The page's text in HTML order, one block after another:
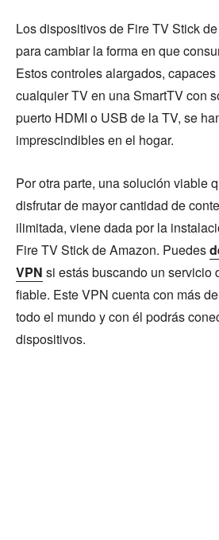
Los dispositivos de Fire TV Stick
para cambiar la forma en que
Estos controles alargados,
cualquier TV en una SmartTV con
puerto HDMI o USB de la TV, se
imprescindibles en el hogar.
Por otra parte, una solución viable
disfrutar de mayor cantidad de
ilimitada, viene dada por la
Fire TV Stick de Amazon. Puedes
VPN si estás buscando un servicio
fiable. Este VPN cuenta con más
todo el mundo y con él podrás
dispositivos.